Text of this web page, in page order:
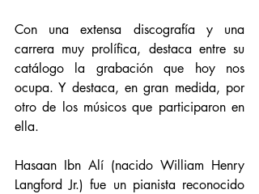
Con una extensa discografía y una
carrera muy prolífica, destaca entre su
catálogo la grabación que hoy nos
ocupa. Y destaca, en gran medida, por
otro de los músicos que participaron en
ella.
Hasaan Ibn Alí (nacido William Henry
Langford Jr.) fue un pianista reconocido